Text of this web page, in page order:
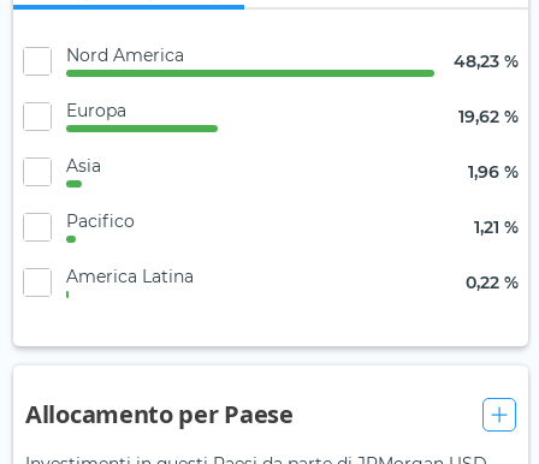
Nord America 48,23 %
Europa 19,62 %
Asia 1,96 %
Pacifico 1,21 %
America Latina 0,22 %
Allocamento per Paese